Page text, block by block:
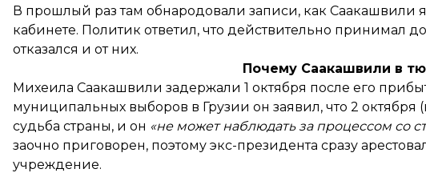
В прошлый раз там обнародовали записи, как Саакашвили
кабинете. Политик ответил, что действительно принимал
отказался и от них.
Почему Саакашвили в
Михеила Саакашвили задержали 1 октября после его
муниципальных выборов в Грузии он заявил, что 2 октября
судьба страны, и он «не может наблюдать за процессом со
заочно приговорен, поэтому экс-президента сразу
учреждение.